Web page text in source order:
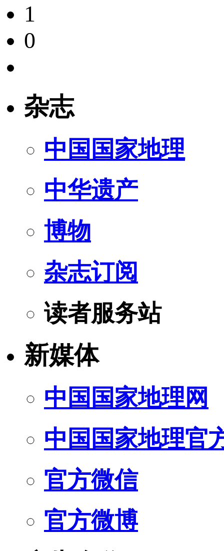
1
0
杂志
中国国家地理
中华遗产
博物
杂志订阅
读者服务站
新媒体
中国国家地理网
中国国家地理官
官方微信
官方微博